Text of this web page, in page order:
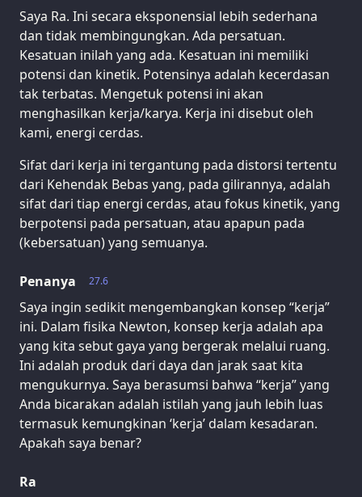
Saya Ra. Ini secara eksponensial lebih sederhana
dan tidak membingungkan. Ada persatuan.
Kesatuan inilah yang ada. Kesatuan ini memiliki
potensi dan kinetik. Potensinya adalah kecerdasan
tak terbatas. Mengetuk potensi ini akan
menghasilkan kerja/karya. Kerja ini disebut oleh
kami, energi cerdas.
Sifat dari kerja ini tergantung pada distorsi tertentu
dari Kehendak Bebas yang, pada gilirannya, adalah
sifat dari tiap energi cerdas, atau fokus kinetik, yang
berpotensi pada persatuan, atau apapun pada
(kebersatuan) yang semuanya.
27.6
Penanya
Saya ingin sedikit mengembangkan konsep “kerja”
ini. Dalam fisika Newton, konsep kerja adalah apa
yang kita sebut gaya yang bergerak melalui ruang.
Ini adalah produk dari daya dan jarak saat kita
mengukurnya. Saya berasumsi bahwa “kerja” yang
Anda bicarakan adalah istilah yang jauh lebih luas
termasuk kemungkinan ‘kerja’ dalam kesadaran.
Apakah saya benar?
Ra